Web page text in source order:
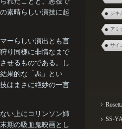
素晴らしい演技に起
ーらしい演出とも言
り同様に非情なまで
せるものである。し
果的な「悪」とい
はまさに絶妙の一言
い上にコリンソン姉
期の吸血鬼映画とし
ジキ
アミ
サイ
SS-